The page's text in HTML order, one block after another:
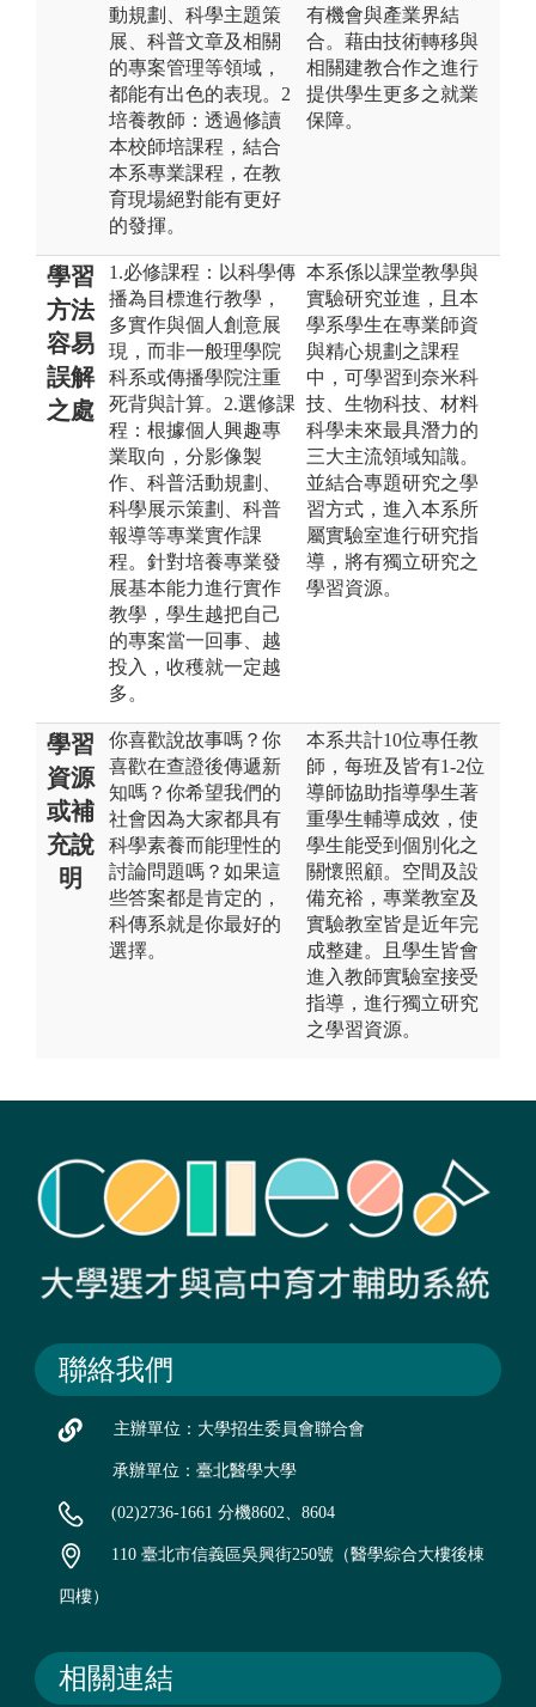
動規劃、科學主題策
展、科普文章及相關
的專案管理等領域，
都能有出色的表現。2
培養教師：透過修讀
本校師培課程，結合
本系專業課程，在教
育現場絕對能有更好
的發揮。
有機會與產業界結
合。藉由技術轉移與
相關建教合作之進行
提供學生更多之就業
保障。
學習
方法
容易
誤解
之處
1.必修課程：以科學傳
播為目標進行教學，
多實作與個人創意展
現，而非一般理學院
科系或傳播學院注重
死背與計算。2.選修課
程：根據個人興趣專
業取向，分影像製
作、科普活動規劃、
科學展示策劃、科普
報導等專業實作課
程。針對培養專業發
展基本能力進行實作
教學，學生越把自己
的專案當一回事、越
投入，收穫就一定越
多。
本系係以課堂教學與
實驗研究並進，且本
學系學生在專業師資
與精心規劃之課程
中，可學習到奈米科
技、生物科技、材料
科學未來最具潛力的
三大主流領域知識。
並結合專題研究之學
習方式，進入本系所
屬實驗室進行研究指
導，將有獨立研究之
學習資源。
學習
資源
或補
充說
明
你喜歡說故事嗎？你
喜歡在查證後傳遞新
知嗎？你希望我們的
社會因為大家都具有
科學素養而能理性的
討論問題嗎？如果這
些答案都是肯定的，
科傳系就是你最好的
選擇。
本系共計10位專任教
師，每班及皆有1-2位
導師協助指導學生著
重學生輔導成效，使
學生能受到個別化之
關懷照顧。空間及設
備充裕，專業教室及
實驗教室皆是近年完
成整建。且學生皆會
進入教師實驗室接受
指導，進行獨立研究
之學習資源。
聯絡我們
主辦單位：大學招生委員會聯合會
承辦單位：臺北醫學大學
(02)2736-1661 分機8602、8604
110 臺北市信義區吳興街250號（醫學綜合大樓後棟
四樓）
相關連結